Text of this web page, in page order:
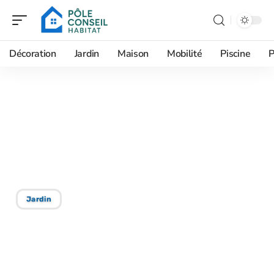
Décoration Jardin Maison Mobilité Piscine
Jardin